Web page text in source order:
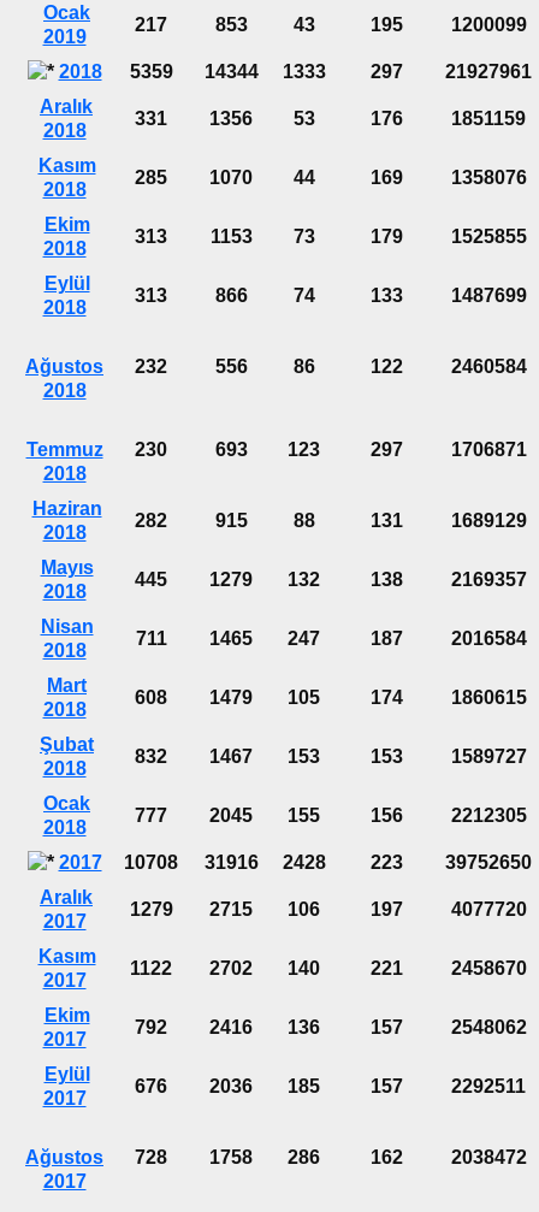
Ocak
2019
217 853 43 195 1200099
2018 5359 14344 1333 297
21927961
Aralık
2018
331 1356 53 176 1851159
Kasım
2018
285 1070 44 169 1358076
Ekim
2018
313 1153 73 179 1525855
Eylül
2018
313 866 74 133 1487699
Ağustos
2018
232 556 86 122 2460584
Temmuz
2018
230 693 123 297 1706871
Haziran
2018
282 915 88 131 1689129
Mayıs
2018
445 1279 132 138 2169357
Nisan
2018
711 1465 247 187 2016584
Mart
2018
608 1479 105 174 1860615
Şubat
2018
832 1467 153 153 1589727
Ocak
2018
777 2045 155 156 2212305
2017 10708 31916 2428 223
39752650
Aralık
2017
1279 2715 106 197 4077720
Kasım
2017
1122 2702 140 221 2458670
Ekim
2017
792 2416 136 157 2548062
Eylül
2017
676 2036 185 157 2292511
Ağustos
2017
728 1758 286 162 2038472